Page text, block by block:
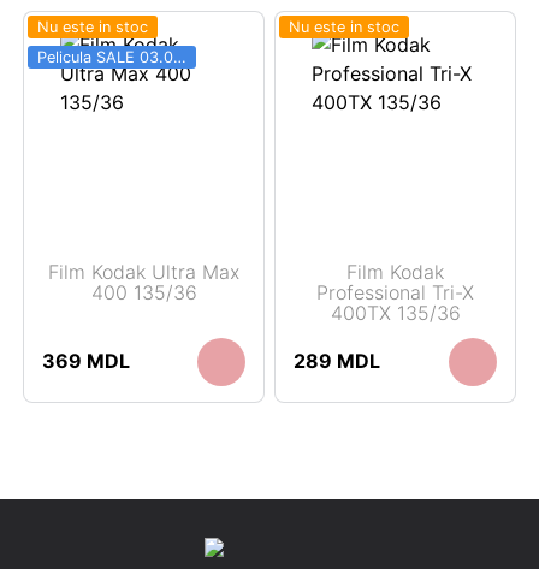
Nu este in stoc
Pelicula SALE 03.06 - 31.08
Film Kodak Ultra Max
400 135/36
369 MDL
Nu este in stoc
Film Kodak
Professional Tri-X
400TX 135/36
289 MDL